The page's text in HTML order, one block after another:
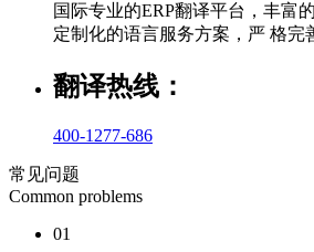
国际专业的ERP翻译平台，丰富
定制化的语言服务方案，严 格完
翻译热线：
400-1277-686
常见问题
Common problems
01